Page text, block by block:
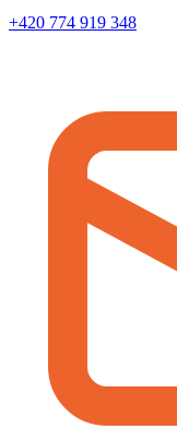
+420 774 919 348